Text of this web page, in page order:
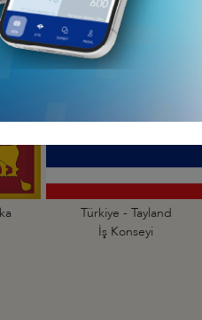
Türkiye - Kore
İş Konseyi
Türkiye - Tayland
İş Konseyi